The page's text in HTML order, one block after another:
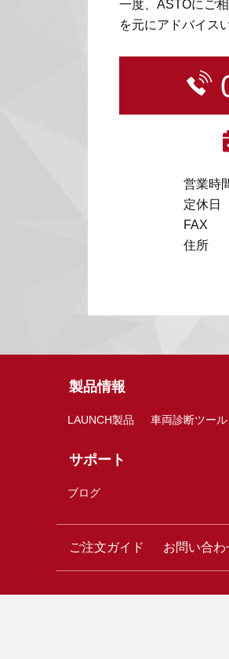
一度、ASTOにご
を元にアドバイス
営業時
定休日
FAX
住所
製品情報
LAUNCH製品 車両診断ツール
サポート
ブログ
ご注文ガイド お問い合わ